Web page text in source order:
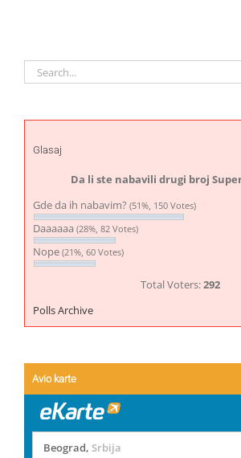
Search
for:
Glasaj
Da li ste nabavili drugi broj
Gde da ih nabavim? (51%, 150 Votes)
Daaaaaa (28%, 82 Votes)
Nope (21%, 60 Votes)
Total Voters:292
Polls Archive
Avio karte
Beograd, Srbija